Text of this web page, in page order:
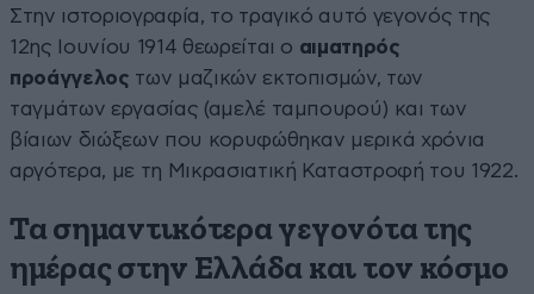
Στην ιστοριογραφία, το τραγικό αυτό γεγονός της
12ης Ιουνίου 1914 θεωρείται ο αιματηρός
προάγγελος των μαζικών εκτοπισμών, των
ταγμάτων εργασίας (αμελέ ταμπουρού) και των
βίαιων διώξεων που κορυφώθηκαν μερικά χρόνια
αργότερα, με τη Μικρασιατική Καταστροφή του 1922.
Τα σημαντικότερα γεγονότα της
ημέρας στην Ελλάδα και τον κόσμο